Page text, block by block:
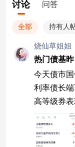
讨论 问答
全部 持有人
烧仙草姐姐
热门债基
今天债市
利率债长
高等级券
以来收332
债C$昨天
美拟限制